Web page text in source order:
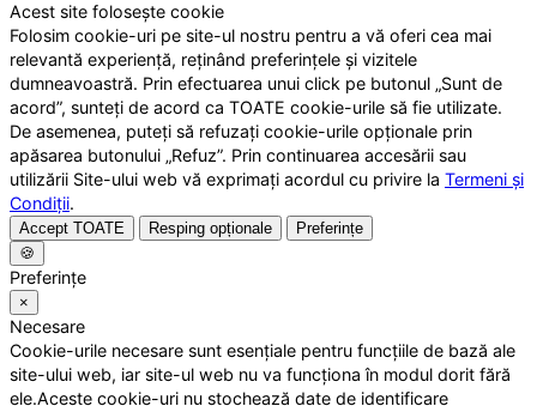
Acest site folosește cookie
Folosim cookie-uri pe site-ul nostru pentru a vă oferi cea mai
relevantă experiență, reținând preferințele și vizitele
dumneavoastră. Prin efectuarea unui click pe butonul „Sunt de
acord”, sunteți de acord ca TOATE cookie-urile să fie utilizate.
De asemenea, puteți să refuzați cookie-urile opționale prin
apăsarea butonului „Refuz”. Prin continuarea accesării sau
utilizării Site-ului web vă exprimați acordul cu privire la Termeni și
Condiții.
Accept TOATE Resping opționale
Preferințe
🍪
Preferințe
×
Necesare
Cookie-urile necesare sunt esențiale pentru funcțiile de bază ale
site-ului web, iar site-ul web nu va funcționa în modul dorit fără
ele.Aceste cookie-uri nu stochează date de identificare